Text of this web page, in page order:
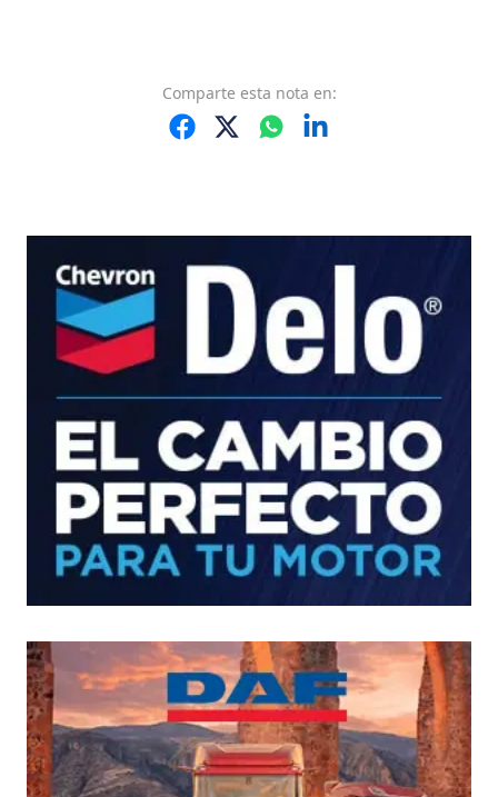
Comparte esta nota en: